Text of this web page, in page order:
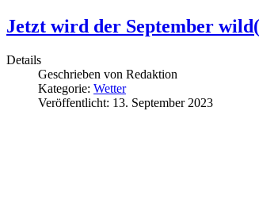
Jetzt wird der September
Details
Geschrieben von Redaktion
Kategorie: Wetter
Veröffentlicht: 13. September 2023